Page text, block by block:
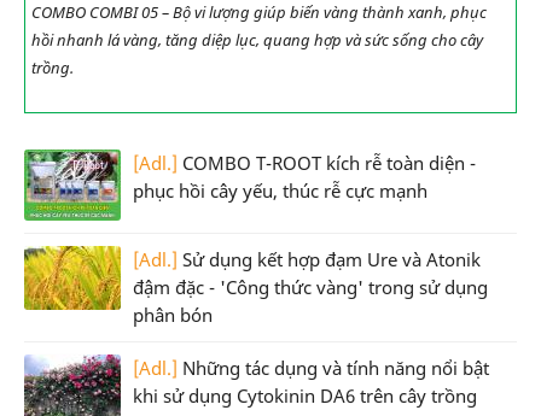
COMBO COMBI 05 – Bộ vi lượng giúp biến vàng thành xanh, phục
hồi nhanh lá vàng, tăng diệp lục, quang hợp và sức sống cho cây
trồng.
[Adl.] COMBO T-ROOT kích rễ toàn diện -
phục hồi cây yếu, thúc rễ cực mạnh
[Adl.] Sử dụng kết hợp đạm Ure và Atonik
đậm đặc - 'Công thức vàng' trong sử dụng
phân bón
[Adl.] Những tác dụng và tính năng nổi bật
khi sử dụng Cytokinin DA6 trên cây trồng